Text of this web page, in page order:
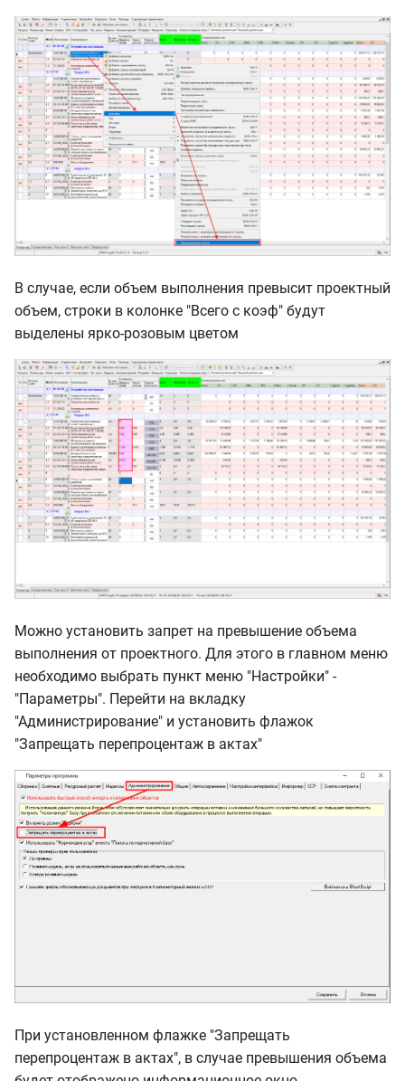
В случае, если объем выполнения превысит проектный
объем, строки в колонке "Всего с коэф" будут
выделены ярко-розовым цветом
Можно установить запрет на превышение объема
выполнения от проектного. Для этого в главном меню
необходимо выбрать пункт меню "Настройки" -
"Параметры". Перейти на вкладку
"Администрирование" и установить флажок
"Запрещать перепроцентаж в актах"
При установленном флажке "Запрещать
перепроцентаж в актах", в случае превышения объема